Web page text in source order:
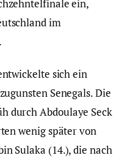
ein,
im
sich ein
Senegals. Die
durch Abdoulaye Seck
wenig später von
Sulaka (14.), die nach